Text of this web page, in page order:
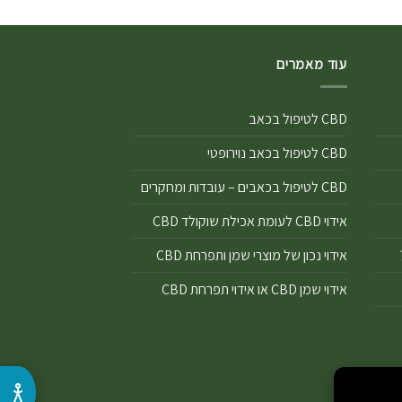
עוד מאמרים
CBD לטיפול בכאב
CBD לטיפול בכאב נוירופטי
CBD לטיפול בכאבים – עובדות ומחקרים
אידוי CBD לעומת אכילת שוקולד CBD
אידוי נכון של מוצרי שמן ותפרחת CBD
אידוי שמן CBD או אידוי תפרחת CBD